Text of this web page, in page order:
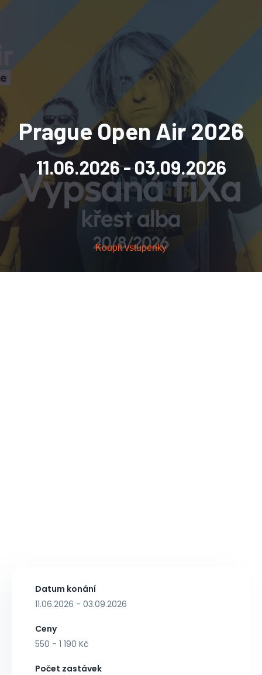
Prague Open Air 2026
11.06.2026- 03.09.2026
Koupit vstupenky
Datum konání
11.06.2026 - 03.09.2026
Ceny
550 - 1 190 Kč
Počet zastávek